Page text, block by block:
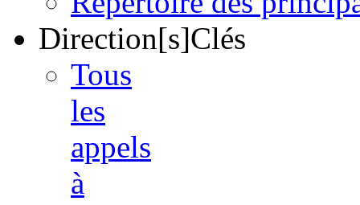
Direction[s]Clés
Tous
les
appels
à